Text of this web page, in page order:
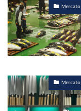
Mercato
Mercato